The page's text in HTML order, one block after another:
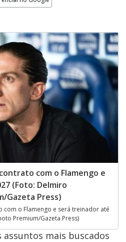
com o Flamengo e
(Foto: Delmiro
Gazeta Press)
com o Flamengo e será treinador até
Premium/Gazeta Press)
assuntos mais buscados